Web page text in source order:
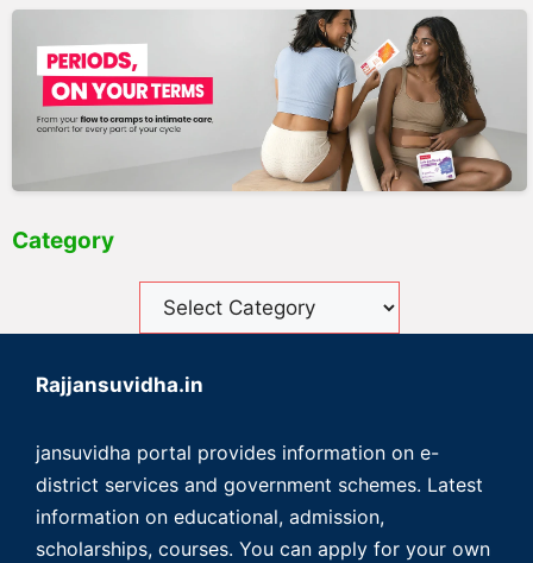
Category
Rajjansuvidha.in
jansuvidha portal provides information on e-
district services and government schemes. Latest
information on educational, admission,
scholarships, courses. You can apply for your own